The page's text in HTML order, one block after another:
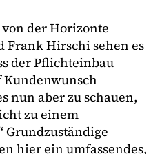
der Horizonte
Frank Hirschi sehen es
der Pflichteinbau
Kundenwunsch
nun aber zu schauen,
zu einem
Grundzuständige
hier ein umfassendes,